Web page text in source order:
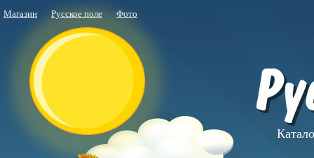
Магазин Русское поле Фото